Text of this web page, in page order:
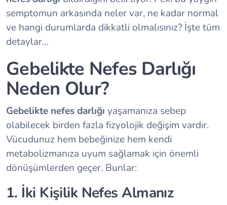
semptomun arkasında neler var, ne kadar normal
ve hangi durumlarda dikkatli olmalısınız? İşte tüm
detaylar…
Gebelikte Nefes Darlığı
Neden Olur?
Gebelikte nefes darlığı yaşamanıza sebep
olabilecek birden fazla fizyolojik değişim vardır.
Vücudunuz hem bebeğinize hem kendi
metabolizmanıza uyum sağlamak için önemli
dönüşümlerden geçer. Bunlar:
1. İki Kişilik Nefes Almanız